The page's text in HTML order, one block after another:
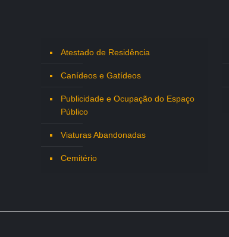
Atestado de Residência
Canídeos e Gatídeos
Publicidade e Ocupação do Espaço
Público
Viaturas Abandonadas
Cemitério